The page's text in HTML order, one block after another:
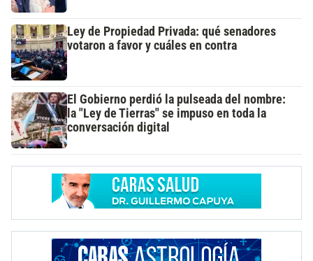
Ley de Propiedad Privada: qué senadores
votaron a favor y cuáles en contra
El Gobierno perdió la pulseada del nombre:
la "Ley de Tierras" se impuso en toda la
conversación digital